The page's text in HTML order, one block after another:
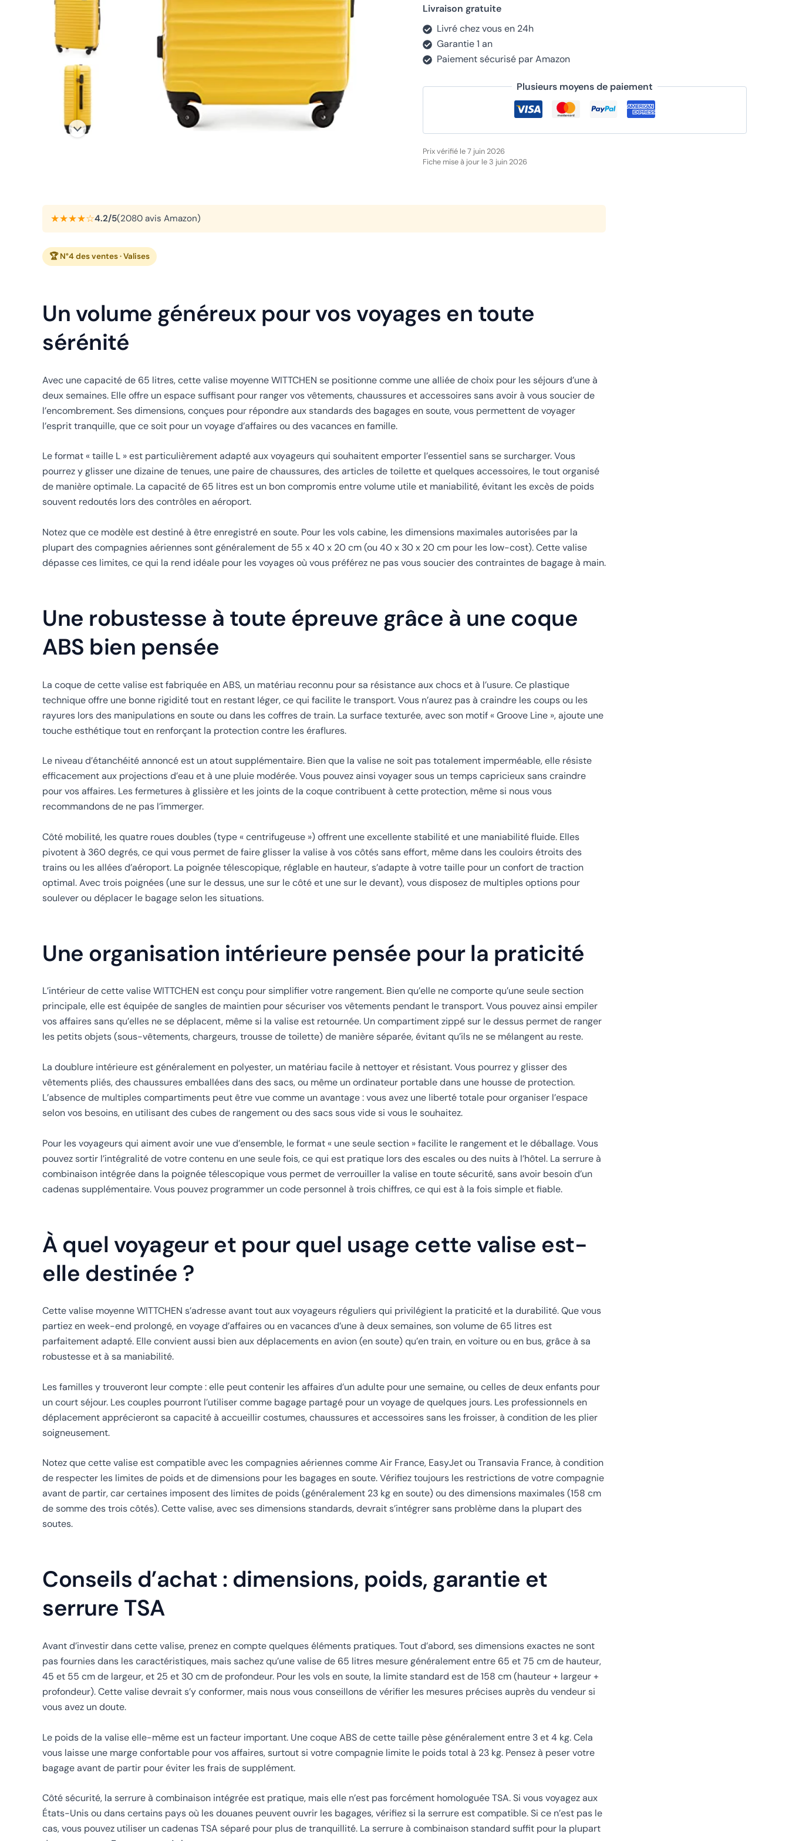
Livraison gratuite
Livré chez vous en 24h
Garantie 1 an
Paiement sécurisé par Amazon
Plusieurs moyens de paiement
Prix vérifié le 7 juin 2026
Fiche mise à jour le 3 juin 2026
★★★★☆4.2/5(2080 avis Amazon)
🏆 N°4 des ventes · Valises
Un volume généreux pour vos voyages en toute
sérénité
Avec une capacité de 65 litres, cette valise moyenne WITTCHEN se positionne comme une alliée de choix pour les séjours d’une à
deux semaines. Elle offre un espace suffisant pour ranger vos vêtements, chaussures et accessoires sans avoir à vous soucier de
l’encombrement. Ses dimensions, conçues pour répondre aux standards des bagages en soute, vous permettent de voyager
l’esprit tranquille, que ce soit pour un voyage d’affaires ou des vacances en famille.
Le format « taille L » est particulièrement adapté aux voyageurs qui souhaitent emporter l’essentiel sans se surcharger. Vous
pourrez y glisser une dizaine de tenues, une paire de chaussures, des articles de toilette et quelques accessoires, le tout organisé
de manière optimale. La capacité de 65 litres est un bon compromis entre volume utile et maniabilité, évitant les excès de poids
souvent redoutés lors des contrôles en aéroport.
Notez que ce modèle est destiné à être enregistré en soute. Pour les vols cabine, les dimensions maximales autorisées par la
plupart des compagnies aériennes sont généralement de 55 x 40 x 20 cm (ou 40 x 30 x 20 cm pour les low-cost). Cette valise
dépasse ces limites, ce qui la rend idéale pour les voyages où vous préférez ne pas vous soucier des contraintes de bagage à main.
Une robustesse à toute épreuve grâce à une coque
ABS bien pensée
La coque de cette valise est fabriquée en ABS, un matériau reconnu pour sa résistance aux chocs et à l’usure. Ce plastique
technique offre une bonne rigidité tout en restant léger, ce qui facilite le transport. Vous n’aurez pas à craindre les coups ou les
rayures lors des manipulations en soute ou dans les coffres de train. La surface texturée, avec son motif « Groove Line », ajoute une
touche esthétique tout en renforçant la protection contre les éraflures.
Le niveau d’étanchéité annoncé est un atout supplémentaire. Bien que la valise ne soit pas totalement imperméable, elle résiste
efficacement aux projections d’eau et à une pluie modérée. Vous pouvez ainsi voyager sous un temps capricieux sans craindre
pour vos affaires. Les fermetures à glissière et les joints de la coque contribuent à cette protection, même si nous vous
recommandons de ne pas l’immerger.
Côté mobilité, les quatre roues doubles (type « centrifugeuse ») offrent une excellente stabilité et une maniabilité fluide. Elles
pivotent à 360 degrés, ce qui vous permet de faire glisser la valise à vos côtés sans effort, même dans les couloirs étroits des
trains ou les allées d’aéroport. La poignée télescopique, réglable en hauteur, s’adapte à votre taille pour un confort de traction
optimal. Avec trois poignées (une sur le dessus, une sur le côté et une sur le devant), vous disposez de multiples options pour
soulever ou déplacer le bagage selon les situations.
Une organisation intérieure pensée pour la praticité
L’intérieur de cette valise WITTCHEN est conçu pour simplifier votre rangement. Bien qu’elle ne comporte qu’une seule section
principale, elle est équipée de sangles de maintien pour sécuriser vos vêtements pendant le transport. Vous pouvez ainsi empiler
vos affaires sans qu’elles ne se déplacent, même si la valise est retournée. Un compartiment zippé sur le dessus permet de ranger
les petits objets (sous-vêtements, chargeurs, trousse de toilette) de manière séparée, évitant qu’ils ne se mélangent au reste.
La doublure intérieure est généralement en polyester, un matériau facile à nettoyer et résistant. Vous pourrez y glisser des
vêtements pliés, des chaussures emballées dans des sacs, ou même un ordinateur portable dans une housse de protection.
L’absence de multiples compartiments peut être vue comme un avantage : vous avez une liberté totale pour organiser l’espace
selon vos besoins, en utilisant des cubes de rangement ou des sacs sous vide si vous le souhaitez.
Pour les voyageurs qui aiment avoir une vue d’ensemble, le format « une seule section » facilite le rangement et le déballage. Vous
pouvez sortir l’intégralité de votre contenu en une seule fois, ce qui est pratique lors des escales ou des nuits à l’hôtel. La serrure à
combinaison intégrée dans la poignée télescopique vous permet de verrouiller la valise en toute sécurité, sans avoir besoin d’un
cadenas supplémentaire. Vous pouvez programmer un code personnel à trois chiffres, ce qui est à la fois simple et fiable.
À quel voyageur et pour quel usage cette valise est-
elle destinée ?
Cette valise moyenne WITTCHEN s’adresse avant tout aux voyageurs réguliers qui privilégient la praticité et la durabilité. Que vous
partiez en week-end prolongé, en voyage d’affaires ou en vacances d’une à deux semaines, son volume de 65 litres est
parfaitement adapté. Elle convient aussi bien aux déplacements en avion (en soute) qu’en train, en voiture ou en bus, grâce à sa
robustesse et à sa maniabilité.
Les familles y trouveront leur compte : elle peut contenir les affaires d’un adulte pour une semaine, ou celles de deux enfants pour
un court séjour. Les couples pourront l’utiliser comme bagage partagé pour un voyage de quelques jours. Les professionnels en
déplacement apprécieront sa capacité à accueillir costumes, chaussures et accessoires sans les froisser, à condition de les plier
soigneusement.
Notez que cette valise est compatible avec les compagnies aériennes comme Air France, EasyJet ou Transavia France, à condition
de respecter les limites de poids et de dimensions pour les bagages en soute. Vérifiez toujours les restrictions de votre compagnie
avant de partir, car certaines imposent des limites de poids (généralement 23 kg en soute) ou des dimensions maximales (158 cm
de somme des trois côtés). Cette valise, avec ses dimensions standards, devrait s’intégrer sans problème dans la plupart des
soutes.
Conseils d’achat : dimensions, poids, garantie et
serrure TSA
Avant d’investir dans cette valise, prenez en compte quelques éléments pratiques. Tout d’abord, ses dimensions exactes ne sont
pas fournies dans les caractéristiques, mais sachez qu’une valise de 65 litres mesure généralement entre 65 et 75 cm de hauteur,
45 et 55 cm de largeur, et 25 et 30 cm de profondeur. Pour les vols en soute, la limite standard est de 158 cm (hauteur + largeur +
profondeur). Cette valise devrait s’y conformer, mais nous vous conseillons de vérifier les mesures précises auprès du vendeur si
vous avez un doute.
Le poids de la valise elle-même est un facteur important. Une coque ABS de cette taille pèse généralement entre 3 et 4 kg. Cela
vous laisse une marge confortable pour vos affaires, surtout si votre compagnie limite le poids total à 23 kg. Pensez à peser votre
bagage avant de partir pour éviter les frais de supplément.
Côté sécurité, la serrure à combinaison intégrée est pratique, mais elle n’est pas forcément homologuée TSA. Si vous voyagez aux
États-Unis ou dans certains pays où les douanes peuvent ouvrir les bagages, vérifiez si la serrure est compatible. Si ce n’est pas le
cas, vous pouvez utiliser un cadenas TSA séparé pour plus de tranquillité. La serrure à combinaison standard suffit pour la plupart